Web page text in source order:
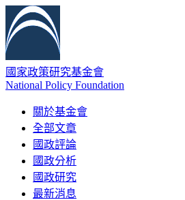
國家政策研究基金會
National Policy Foundation
關於基金會
全部文章
國政評論
國政分析
國政研究
最新消息